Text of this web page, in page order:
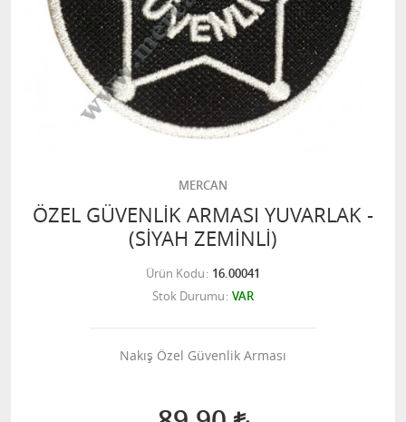
MERCAN
ÖZEL GÜVENLİK ARMASI YUVARLAK -
(SİYAH ZEMİNLİ)
Ürün Kodu 16.00041
Stok Durumu VAR
Nakış Özel Güvenlik Arması